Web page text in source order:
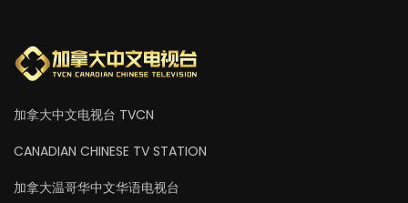
加拿大中文电视台 TVCN
CANADIAN CHINESE TV STATION
加拿大温哥华中文华语电视台